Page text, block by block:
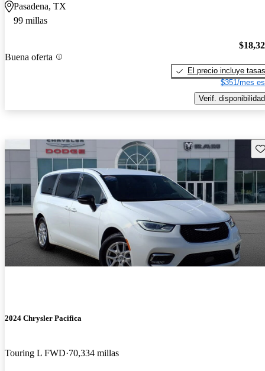
Pasadena, TX
99 millas
Buena oferta
El precio incluye tasas
$351/mes
Verif. disponibilidad
2024 Chrysler Pacifica
Touring L FWD 70,334 millas